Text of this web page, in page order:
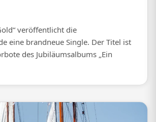
veröffentlicht die
eine brandneue Single. Der Titel ist
des Jubiläumsalbums „Ein